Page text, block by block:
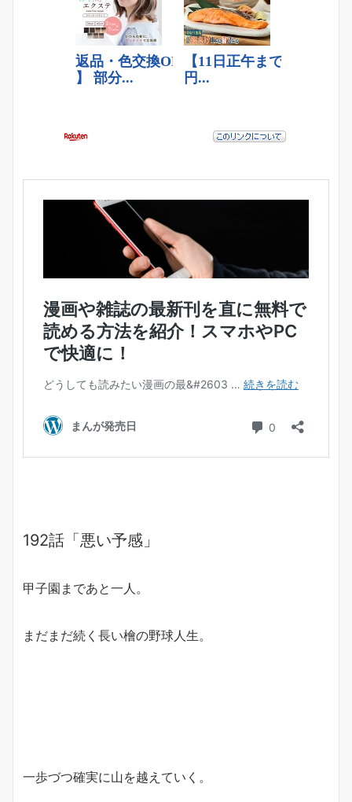
192話「悪い予感」
甲子園まであと一人。
まだまだ続く長い檜の野球人生。
一歩づつ確実に山を越えていく。